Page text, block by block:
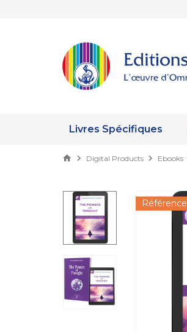
Livres Spécifiques
Digital Products Ebooks
Référence